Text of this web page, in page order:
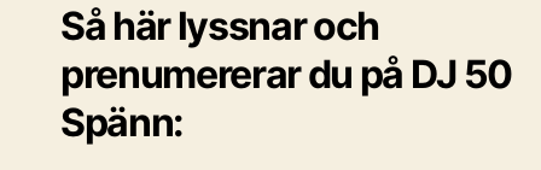
Så här lyssnar och
prenumererar du på DJ 50
Spänn: